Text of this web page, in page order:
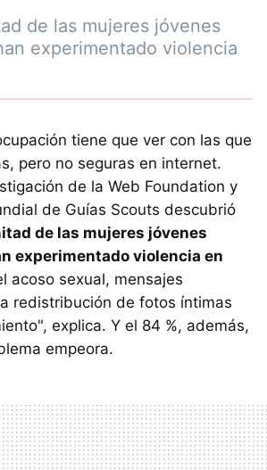
de las mujeres jóvenes
experimentado violencia
tiene que ver con las que
pero no seguras en internet.
de la Web Foundation y
de Guías Scouts descubrió
de las mujeres jóvenes
experimentado violencia en
acoso sexual, mensajes
redistribución de fotos íntimas
explica. Y el 84 %, además,
empeora.